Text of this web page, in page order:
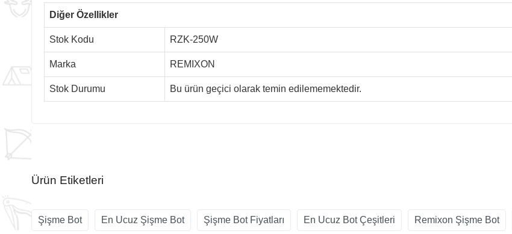
Diğer Özellikler
Stok Kodu RZK-250W
Marka REMIXON
Stok Durumu Bu ürün geçici olarak temin edilememektedir.
Ürün Etiketleri
Şişme Bot En Ucuz Şişme Bot Şişme Bot Fiyatları En Ucuz Bot Çeşitleri Remixon Şişme Bot